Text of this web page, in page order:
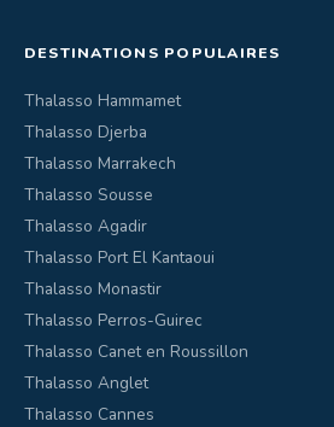
DESTINATIONS POPULAIRES
Thalasso Hammamet
Thalasso Djerba
Thalasso Marrakech
Thalasso Sousse
Thalasso Agadir
Thalasso Port El Kantaoui
Thalasso Monastir
Thalasso Perros-Guirec
Thalasso Canet en Roussillon
Thalasso Anglet
Thalasso Cannes